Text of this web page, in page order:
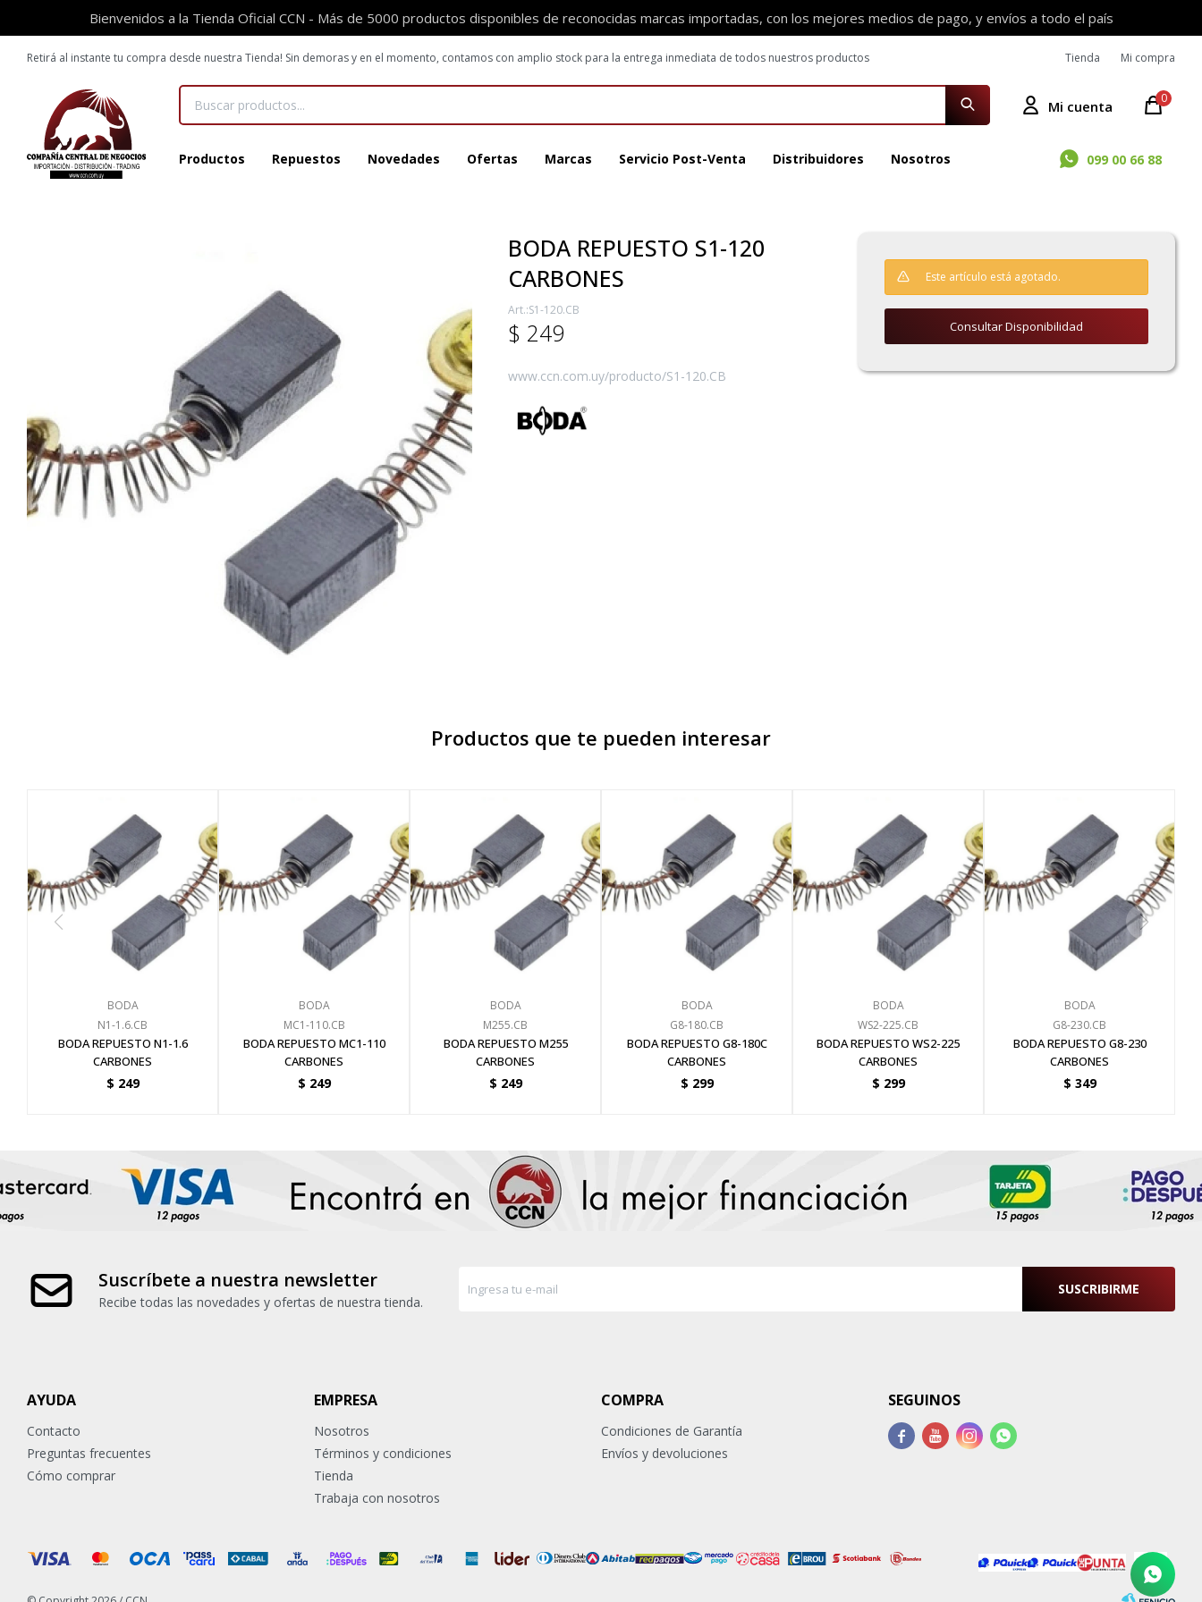
Bienvenidos a la Tienda Oficial CCN - Más de 5000 productos disponibles de reconocidas marcas importadas, con los mejores medios de pago, y envíos a todo el país
Productos Repuestos Novedades Ofertas Marcas Servicio Post-Venta Distribuidores Nosotros 099 00 66 88
0
Retirá al instante tu compra desde nuestra Tienda! Sin demoras y en el momento, contamos con amplio stock para la entrega inmediata de todos nuestros productos Tienda Mi compra
BODA REPUESTO S1-120
CARBONES
S1-120.CB
$ 249
www.ccn.com.uy/producto/S1-120.CB
Este artículo está agotado.
Consultar Disponibilidad
Productos que te pueden interesar
BODA
N1-1.6.CB
BODA REPUESTO N1-1.6
CARBONES
$ 249
BODA
MC1-110.CB
BODA REPUESTO MC1-110
CARBONES
$ 249
BODA
M255.CB
BODA REPUESTO M255
CARBONES
$ 249
BODA
G8-180.CB
BODA REPUESTO G8-180C
CARBONES
$ 299
BODA
WS2-225.CB
BODA REPUESTO WS2-225
CARBONES
$ 299
BODA
G8-230.CB
BODA REPUESTO G8-230
CARBONES
$ 349
Suscríbete a nuestra newsletter
Recibe todas las novedades y ofertas de nuestra tienda.
SUSCRIBIRME
AYUDA
Contacto
Preguntas frecuentes
Cómo comprar
EMPRESA
Nosotros
Términos y condiciones
Tienda
Trabaja con nosotros
COMPRA
Condiciones de Garantía
Envíos y devoluciones
SEGUINOS
   